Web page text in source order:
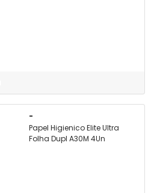
-
Papel Higienico Elite Ultra
Folha Dupl A30M 4Un